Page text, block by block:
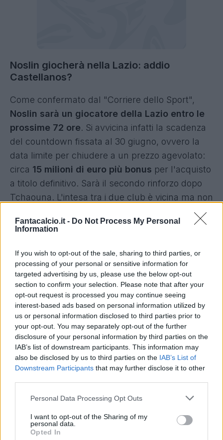
Fantacalcio.it - Do Not Process My Personal
Information
If you wish to opt-out of the sale, sharing to third parties, or
processing of your personal or sensitive information for
targeted advertising by us, please use the below opt-out
section to confirm your selection. Please note that after your
opt-out request is processed you may continue seeing
interest-based ads based on personal information utilized by
us or personal information disclosed to third parties prior to
your opt-out. You may separately opt-out of the further
disclosure of your personal information by third parties on the
IAB’s list of downstream participants. This information may
also be disclosed by us to third parties on the IAB’s List of
Downstream Participants that may further disclose it to other
Personal Data Processing Opt Outs
I want to opt-out of the Sharing of my
personal data.
Opted In
Noslin giocherà nella Lazio: addio
Castellanos?
Come confermato dal "Corriere dello Sport",
Noslin sarà un giocatore della Lazio entro le
prossime 72 ore. Si avvicina infatti la scadenza
del countdown fissata al 30 giugno, ovvero la
data limite per chiudere a un prezzo agevolato:
circa 15 milioni di euro più bonus per l'acquisto
a titolo definitivo. Sarà il secondo rinforzo dopo
Tchaouna. L'intesa tra i due club è vicina ma non
ancora del tutto raggiunta, oggi Lotito e Setti si
incontreranno a Milano per l'assemblea di Lega
quadra definitiva. La cifra comprenderebbe
anche una sorta di indennizzo per il via libera
concesso a Baroni. Noslin compirà 25 anni a
breve, viene da5 gol e 4 assist in appena 6
mesi.
E se perSamardzicla distanza è ancora ampia,
si era ipotizzato unrilancio del Girona a 16
milioni per il ritorno di
Castellanos .
Il ds
League conquistata dal suo vecchio club nello
scorso campionato. Serve però uno sforzo